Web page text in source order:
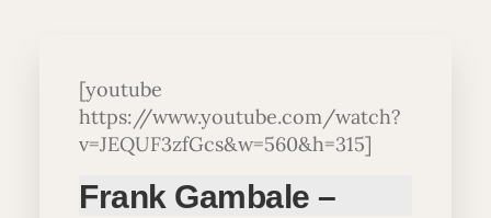
[youtube
https://www.youtube.com/watch?
v=JEQUF3zfGcs&w=560&h=315]
Frank Gambale –